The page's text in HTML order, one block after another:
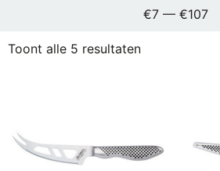
Toont alle 5 resultaten
€7— €107